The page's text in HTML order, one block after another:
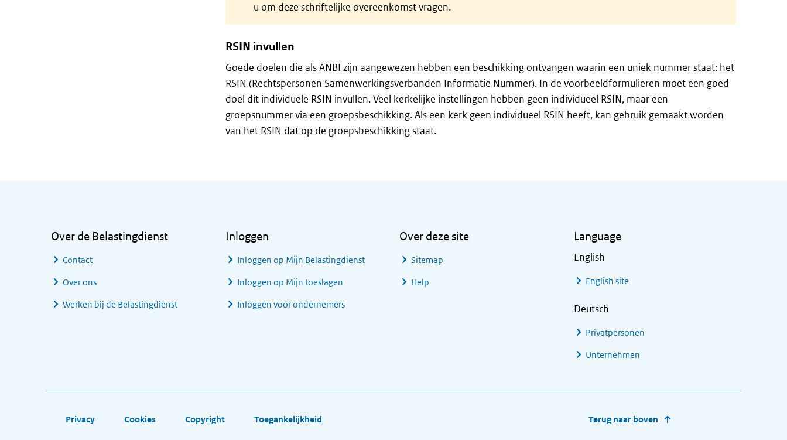
u om deze schriftelijke overeenkomst vragen.
RSIN invullen
Goede doelen die als ANBI zijn aangewezen hebben een beschikking ontvangen waarin een uniek nummer staat: het
RSIN (Rechtspersonen Samenwerkingsverbanden Informatie Nummer). In de voorbeeldformulieren moet een goed
doel dit individuele RSIN invullen. Veel kerkelijke instellingen hebben geen individueel RSIN, maar een
groepsnummer via een groepsbeschikking. Als een kerk geen individueel RSIN heeft, kan gebruik gemaakt worden
van het RSIN dat op de groepsbeschikking staat.
Over de Belastingdienst
Contact
Over ons
Werken bij de Belastingdienst
Inloggen
Inloggen op Mijn Belastingdienst
Inloggen op Mijn toeslagen
Inloggen voor ondernemers
Over deze site
Sitemap
Help
Language
English
English site
Deutsch
Privatpersonen
Unternehmen
Footer links
Privacy Cookies Copyright Toegankelijkheid Terug naar boven